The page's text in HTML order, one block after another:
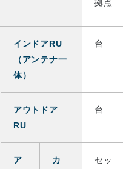
拠点
インドアRU
（アンテナ一
体）
台
アウトドア
RU
台
ア
カ
セッ